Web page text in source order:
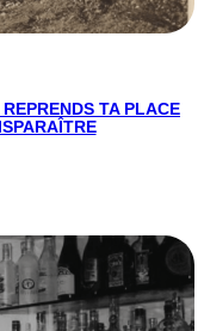
TA PLACE